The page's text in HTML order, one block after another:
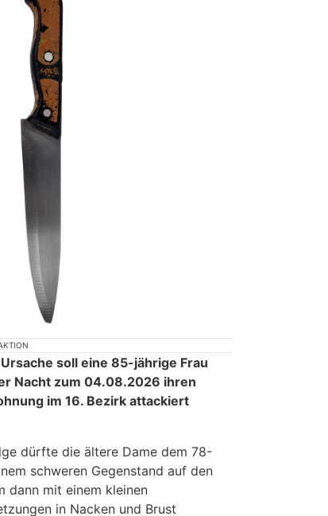
soll eine 85-jährige Frau
Nacht zum 04.08.2026 ihren
im 16. Bezirk attackiert
dürfte die ältere Dame dem 78-
schweren Gegenstand auf den
dann mit einem kleinen
in Nacken und Brust